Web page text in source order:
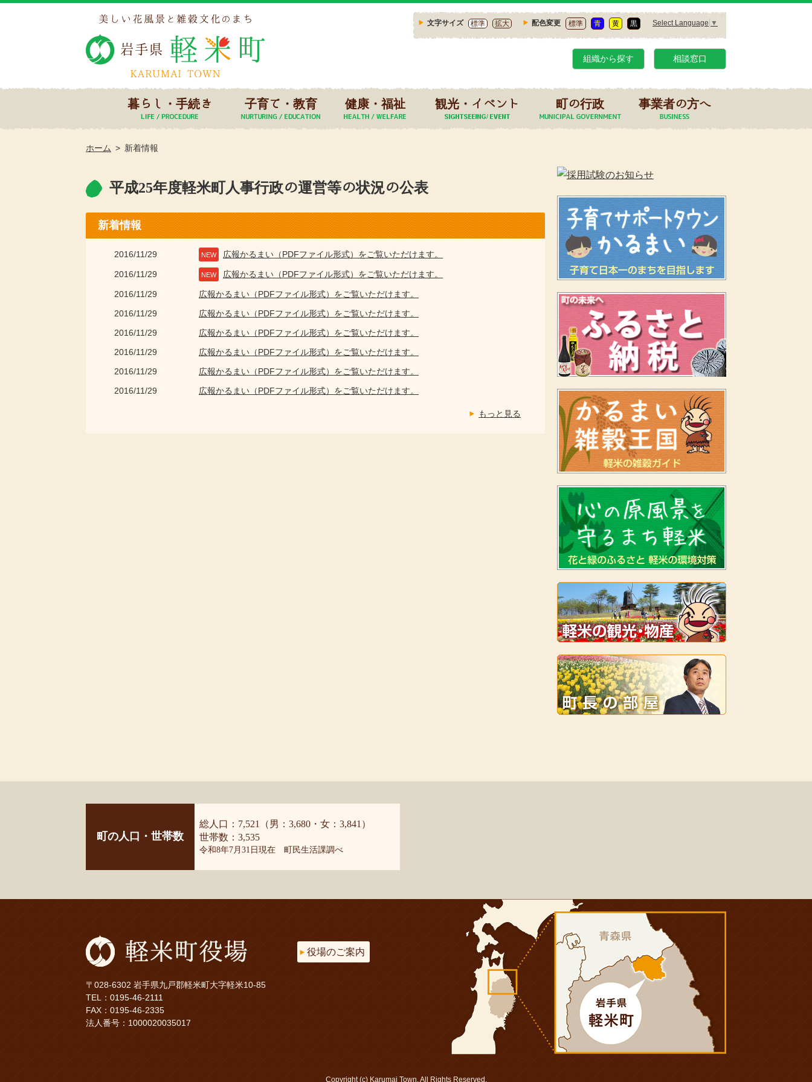
文字サイズ 標準 拡大 配色変更 標準 青 黄 黒 Select Language ▼
組織から探す 相談窓口
暮らし・手続き 子育て・教育 健康・福祉 観光・イベント 町の行政 事業者の方へ
ホーム 新着情報
平成25年度軽米町人事行政の運営等の状況の公表
新着情報
2016/11/29 NEW 広報かるまい（PDFファイル形式）をご覧いただけます。
2016/11/29 NEW 広報かるまい（PDFファイル形式）をご覧いただけます。
2016/11/29
広報かるまい（PDFファイル形式）をご覧いただけます。
2016/11/29
広報かるまい（PDFファイル形式）をご覧いただけます。
2016/11/29
広報かるまい（PDFファイル形式）をご覧いただけます。
2016/11/29
広報かるまい（PDFファイル形式）をご覧いただけます。
2016/11/29
広報かるまい（PDFファイル形式）をご覧いただけます。
2016/11/29
広報かるまい（PDFファイル形式）をご覧いただけます。
もっと見る
町の人口・世帯数
総人口：7,521（男：3,680・女：3,841）
世帯数：3,535
令和8年7月31日現在 町民生活課調べ
〒028-6302 岩手県九戸郡軽米町大字軽米10-85
TEL： 0195-46-2111
FAX：0195-46-2335
法人番号：1000020035017
役場のご案内
Copyright (c) Karumai Town. All Rights Reserved.